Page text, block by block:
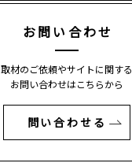
お問い合わせ
取材のご依頼やサイトに関する
お問い合わせはこちらから
問い合わせる